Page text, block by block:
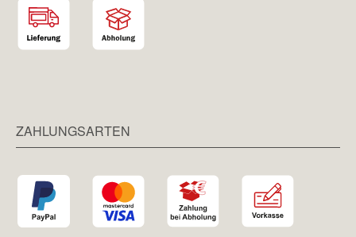
ZAHLUNGSARTEN